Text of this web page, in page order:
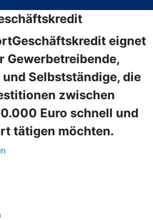
eignet
Gewerbetreibende,
Selbstständige, die
zwischen
Euro schnell und
tätigen möchten.